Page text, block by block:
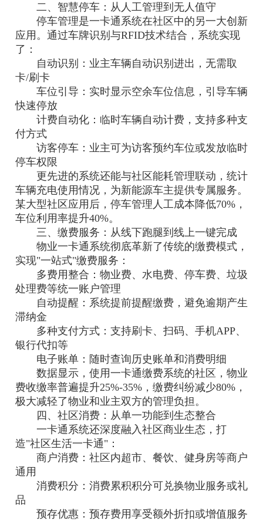
二、智慧停车：从人工管理到无人值守
停车管理是一卡通系统在社区中的另一大创新
应用。通过车牌识别与RFID技术结合，系统实现
了：
自动识别：业主车辆自动识别进出，无需取
卡/刷卡
车位引导：实时显示空余车位信息，引导车辆
快速停放
计费自动化：临时车辆自动计费，支持多种支
付方式
访客停车：业主可为访客预约车位或发放临时
停车权限
更先进的系统还能与社区能耗管理联动，统计
车辆充电使用情况，为新能源车主提供专属服务。
某大型社区应用后，停车管理人工成本降低70%，
车位利用率提升40%。
三、缴费服务：从线下跑腿到线上一键完成
物业一卡通系统彻底革新了传统的缴费模式，
实现"一站式"缴费服务：
多费用整合：物业费、水电费、停车费、垃圾
处理费等统一账户管理
自动提醒：系统提前提醒缴费，避免逾期产生
滞纳金
多种支付方式：支持刷卡、扫码、手机APP、
银行代扣等
电子账单：随时查询历史账单和消费明细
数据显示，使用一卡通缴费系统的社区，物业
费收缴率普遍提升25%-35%，缴费纠纷减少80%，
极大减轻了物业和业主双方的管理负担。
四、社区消费：从单一功能到生态整合
一卡通系统还深度融入社区商业生态，打
造"社区生活一卡通"：
商户消费：社区内超市、餐饮、健身房等商户
通用
消费积分：消费累积积分可兑换物业服务或礼
品
预存优惠：预存费用享受额外折扣或增值服务